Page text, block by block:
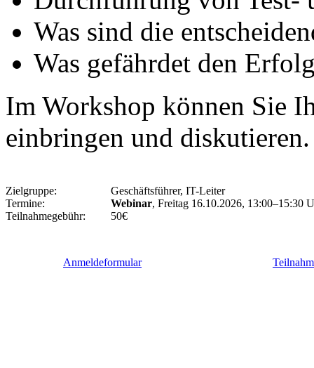
Was sind die
Was gefährdet den
Im Workshop können Sie
einbringen und diskutieren.
Zielgruppe:
Geschäftsführer, IT-Leiter
Termine:
Webinar, Freitag 16.10.2026, 13:00–15:30
Teilnahmegebühr:
50€
Anmeldeformular